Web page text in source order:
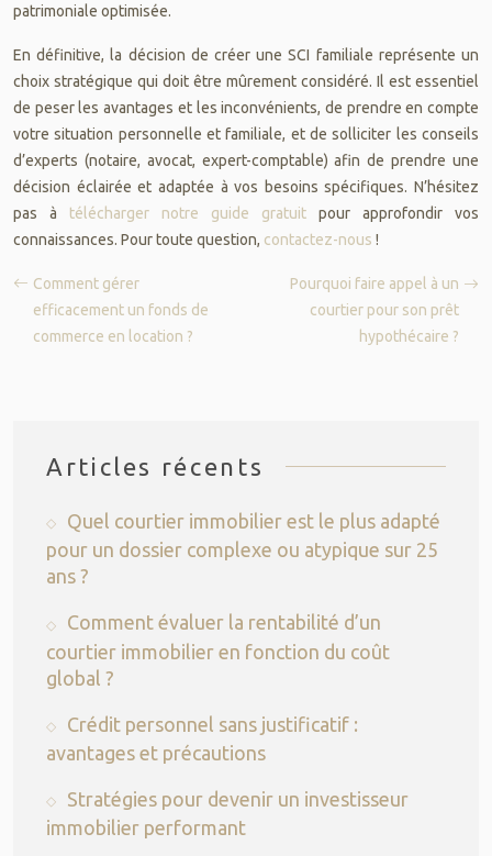
patrimoniale optimisée.
En définitive, la décision de créer une SCI familiale représente un
choix stratégique qui doit être mûrement considéré. Il est essentiel
de peser les avantages et les inconvénients, de prendre en compte
votre situation personnelle et familiale, et de solliciter les conseils
d’experts (notaire, avocat, expert-comptable) afin de prendre une
décision éclairée et adaptée à vos besoins spécifiques. N’hésitez
pas à télécharger notre guide gratuit pour approfondir vos
connaissances. Pour toute question, contactez-nous !
Comment gérer
efficacement un fonds de
commerce en location ?
Pourquoi faire appel à un
courtier pour son prêt
hypothécaire ?
Articles récents
Quel courtier immobilier est le plus adapté
pour un dossier complexe ou atypique sur 25
ans ?
Comment évaluer la rentabilité d’un
courtier immobilier en fonction du coût
global ?
Crédit personnel sans justificatif :
avantages et précautions
Stratégies pour devenir un investisseur
immobilier performant